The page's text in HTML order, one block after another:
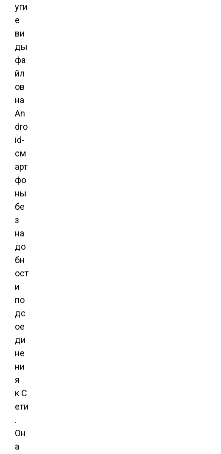
уги
е
ви
ды
фа
йл
ов
на
An
dro
id-
см
арт
фо
ны
бе
з
на
до
бн
ост
и
по
дс
ое
ди
не
ни
я
к С
ети
.
Он
а